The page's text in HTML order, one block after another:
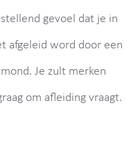
gevoel dat je in
afgeleid word door een
Je zult merken
om afleiding vraagt.